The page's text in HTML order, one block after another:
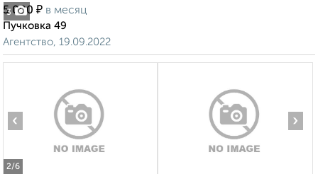
3
5 000 ₽ в месяц
Пучковка 49
Агентство, 19.09.2022
2/6
‹ ›